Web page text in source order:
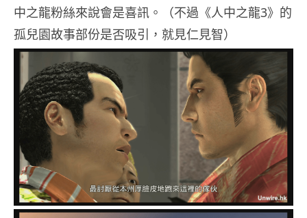
中之龍粉絲來說會是喜訊。（不過《人中之龍3》的
孤兒園故事部份是否吸引，就見仁見智）